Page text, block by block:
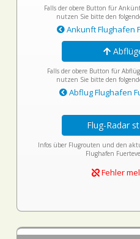
Falls der obere Button für
nutzen Sie bitte den
Ankunft Flughafen
Falls der obere Button für
nutzen Sie bitte den
Abflug Flughafen
Flug-Radar
Infos über Flugrouten und den
Flughafen
Fehler